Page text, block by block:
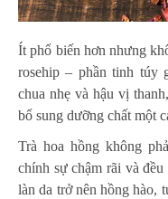
Ít phổ biến hơn nhưng
rosehip – phần tinh túy
chua nhẹ và hậu vị
bổ sung dưỡng chất một
Trà hoa hồng không
chính sự chậm rãi và
làn da trở nên hồng hào,